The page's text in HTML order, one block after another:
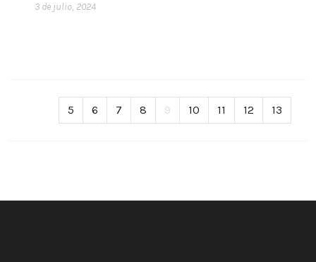
3 de julio, 2024
5 6 7 8 9 10 11 12 13